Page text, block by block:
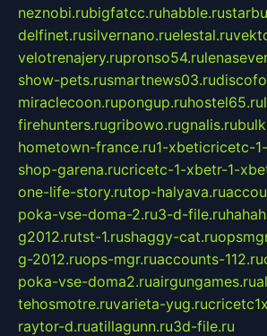
neznobi.rubigfatcc.ruhabble.ru
delfinet.rusilvernano.ruelestal.ru
velotrenajery.rupronso54.ru
show-pets.rusmartnews03.ru
miraclecoon.rupongup.ruhostel65.ru
firehunters.rugribowo.rugnalis.ru
hometown-france.ru1-xbeticricetc-
shop-garena.rucricetc-1-xbetr-1-
one-life-story.rutop-halyava.ru
poka-vse-doma-2.ru3-d-file.ru
g2012.rutst-1.rushaggy-cat.ru
g-2012.ruops-mgr.ruaccounts-112.ru
poka-vse-doma2.ruairgungames.ru
tehosmotre.ruvarieta-yug.ru
raytor-d.ruatillagunn.ru3d-file.ru